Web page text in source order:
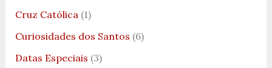
Cruz Católica(1)
Curiosidades dos Santos (6)
Datas Especiais (3)